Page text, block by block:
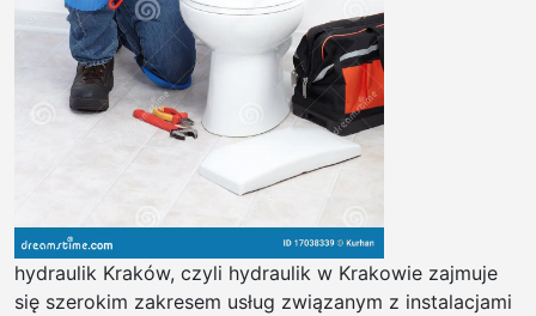
hydraulik Kraków, czyli hydraulik w Krakowie zajmuje
się szerokim zakresem usług związanym z instalacjami